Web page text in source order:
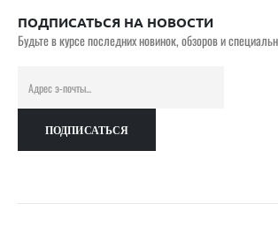
ПОДПИСАТЬСЯ НА НОВОСТИ
Будьте в курсе последних новинок, обзоров и